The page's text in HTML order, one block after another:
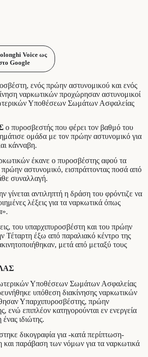
Voice ως
Google
ενός πρώην αστυνομικού και ενός
ναρκωτικών προχώρησαν αστυνομικοί
Υποθέσεων Σωμάτων Ασφαλείας
ο πυροσβεστής που φέρει τον βαθμό του
ομάδα με τον πρώην αστυνομικό για
κάνναβη.
έκανε ο πυροσβέστης αφού τα
αστυνομικό, εισπράττοντας ποσά από
συναλλαγή.
γίνεται αντιληπτή η δράση του φρόντιζε να
λέξεις για τα ναρκωτικά όπως
του υπαρχιπυροσβέστη και του πρώην
Τέταρτη έξω από παραλιακό κέντρο της
μετά από μεταξύ τους
Υποθέσεων Σωμάτων Ασφαλείας
υπόθεση διακίνησης ναρκωτικών
Υπαρχιπυροσβέστης, πρώην
ενώ επιπλέον κατηγορούνται εν ενεργεία
ιδιώτης.
δικογραφία για -κατά περίπτωση-
και παράβαση των νόμων για τα ναρκωτικά